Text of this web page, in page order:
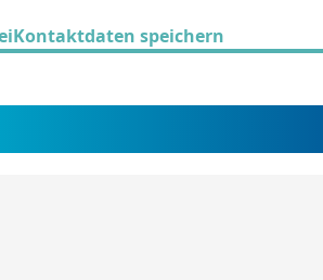
Kontaktdaten speichern